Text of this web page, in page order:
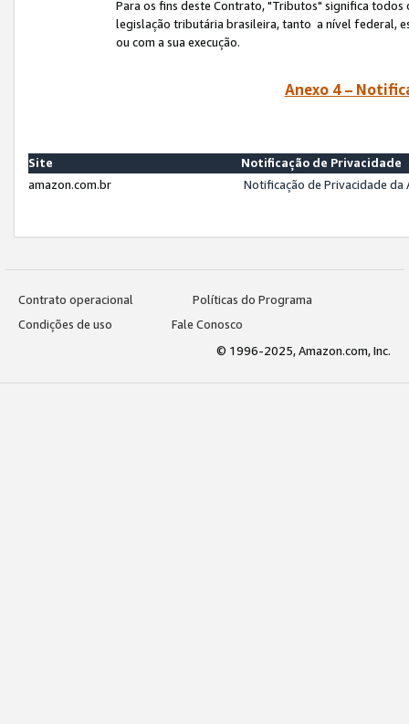
Para os fins deste Contrato, "Tributos" significa
legislação tributária brasileira, tanto a nível federal,
ou com a sua execução.
Anexo 4 –
Site
Notificação de Privacidade
amazon.com.br
Notificação de Privacidade
Contrato operacional
Políticas do Programa
Condições de uso
Fale Conosco
© 1996-2025, Amazon.com, Inc.